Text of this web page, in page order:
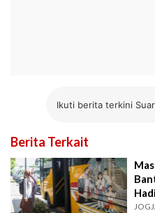
Ikuti berita terkini
Berita Terkait